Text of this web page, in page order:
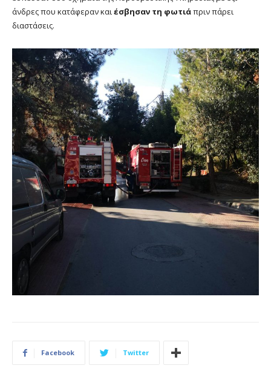
άνδρες που κατάφεραν καιέσβησαν τη φωτιάπριν πάρει
διαστάσεις.
Facebook Twitter